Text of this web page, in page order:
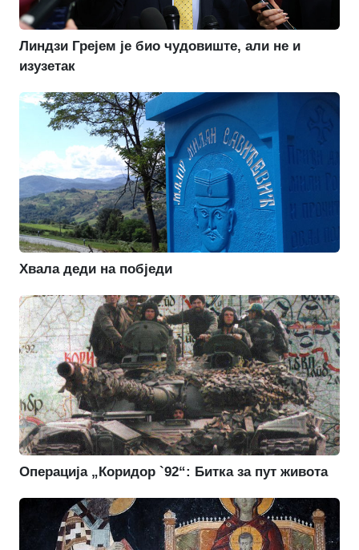
Линдзи Грејем је био чудовиште, али не и
изузетак
Хвала деди на побједи
Операција „Коридор `92“: Битка за пут живота